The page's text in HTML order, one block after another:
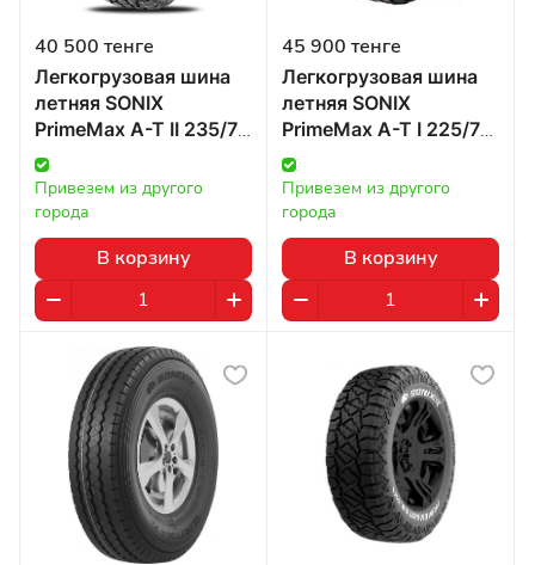
40 500 тенге
Легкогрузовая шина
летняя SONIX
PrimeMax A-T II 235/75
R15 104/101S в
Казахстане
Привезем из другого
города
В корзину
45 900 тенге
Легкогрузовая шина
летняя SONIX
PrimeMax A-T I 225/75
R16 115/112Q в
Казахстане
Привезем из другого
города
В корзину